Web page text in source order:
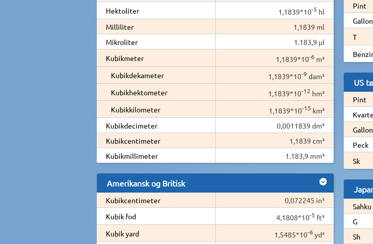
Hektoliter
1,1839*10-5 hl
Milliliter
1,1839 ml
Mikroliter
1.183,9 µl
Kubikmeter
1,1839*10-6 m³
Kubikdekameter
1,1839*10-9 dam³
Kubikhektometer
1,1839*10-12 hm³
Kubikkilometer
1,1839*10-15 km³
Kubikdecimeter
0,0011839 dm³
Kubikcentimeter
1,1839 cm³
Kubikmillimeter
1.183,9 mm³
Amerikansk og Britisk
Kubikcentimeter
0,072245 in³
Kubik fod
4,1808*10-5 ft³
Kubik yard
1,5485*10-6 yd³
Pint
Gallon
T
US
Pint
Gallon
Peck
Sk
Sahku
G
Sh